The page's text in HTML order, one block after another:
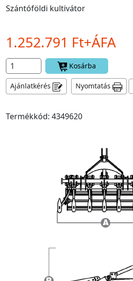
Szántóföldi kultivátor
1.252.791 Ft+ÁFA
Kosárba
Ajánlatkérés Nyomtatás
Termékkód: 4349620